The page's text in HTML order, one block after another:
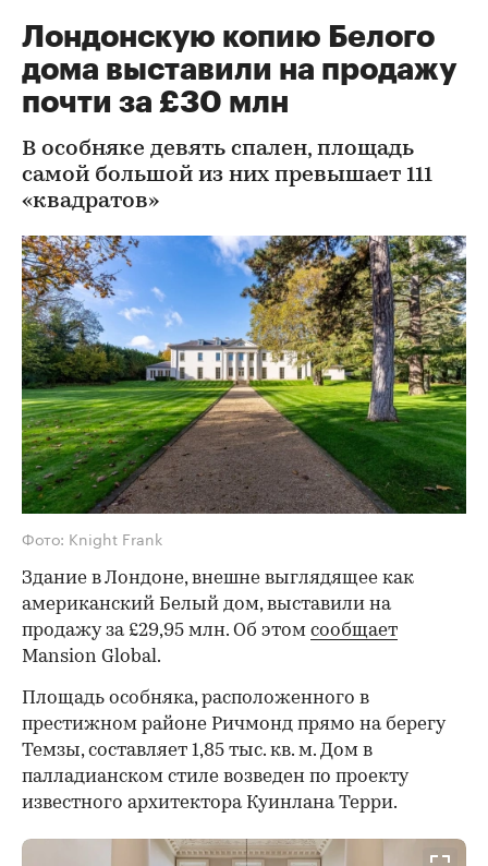
Лондонскую копию Белого
дома выставили на продажу
почти за £30 млн
В особняке девять спален, площадь
самой большой из них превышает 111
«квадратов»
Фото: Knight Frank
Здание в Лондоне, внешне выглядящее как
американский Белый дом, выставили на
продажу за £29,95 млн. Об этом сообщает
Mansion Global.
Площадь особняка, расположенного в
престижном районе Ричмонд прямо на берегу
Темзы, составляет 1,85 тыс. кв. м. Дом в
палладианском стиле возведен по проекту
известного архитектора Куинлана Терри.